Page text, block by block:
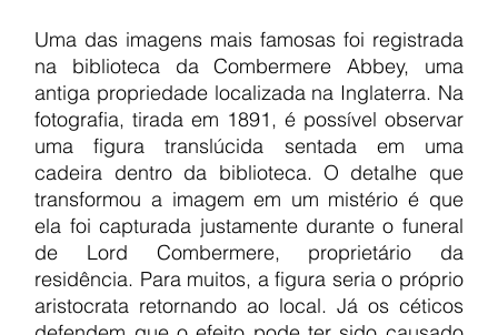
Uma das imagens mais famosas foi registrada
na biblioteca da Combermere Abbey, uma
antiga propriedade localizada na Inglaterra. Na
fotografia, tirada em 1891, é possível observar
uma figura translúcida sentada em uma
cadeira dentro da biblioteca. O detalhe que
transformou a imagem em um mistério é que
ela foi capturada justamente durante o funeral
de Lord Combermere, proprietário da
residência. Para muitos, a figura seria o próprio
aristocrata retornando ao local. Já os céticos